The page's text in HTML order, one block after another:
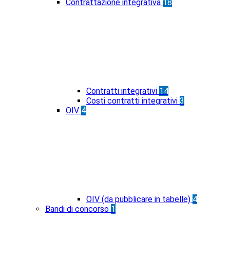
Contrattazione integrativa 18
Contratti integrativi 14
Costi contratti integrativi 3
OIV 4
OIV (da pubblicare in tabelle) 4
Bandi di concorso 1